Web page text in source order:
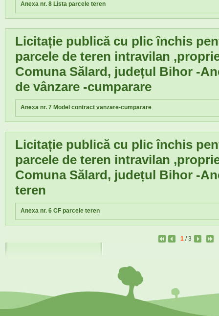
Anexa nr. 8 Lista parcele teren
Licitație publică cu plic închis
parcele de teren intravilan
Comuna Sălard, județul Bihor -
de vânzare -cumparare
Anexa nr. 7 Model contract vanzare-cumparare
Licitație publică cu plic închis
parcele de teren intravilan
Comuna Sălard, județul Bihor -
teren
Anexa nr. 6 CF parcele teren
1/ 3